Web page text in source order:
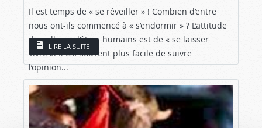
Il est temps de « se réveiller » ! Combien d’entre
nous ont-ils commencé à « s’endormir » ? L’attitude
de millions d’êtres humains est de « se laisser
vivre ». Il est souvent plus facile de suivre
l’opinion...
LIRE LA SUITE